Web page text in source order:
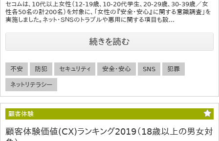
セコムは、10代以上女性（12-19歳、10-20代学生、20-29歳、30-39歳／女
性各50名の計200名）を対象に、「女性の『安全・安心』に関する意識調査」を
実施しました。ネット・ＳＮＳのトラブルや悪用に関する項目も設...
続きを読む
不安 防犯 セキュリティ 安全・安心 SNS 犯罪
ネットリテラシー
顧客体験
顧客体験価値(CX)ランキング2019（18歳以上の男女対